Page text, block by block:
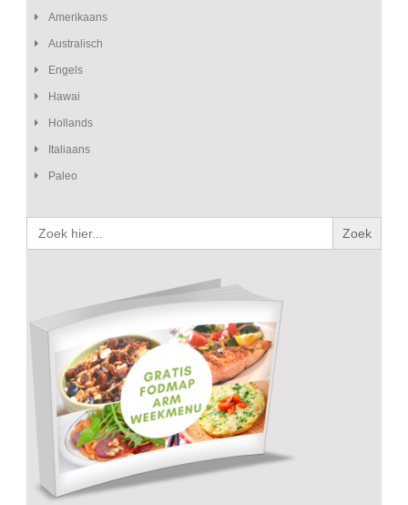
Amerikaans
Australisch
Engels
Hawai
Hollands
Italiaans
Paleo
Zoek
naar: